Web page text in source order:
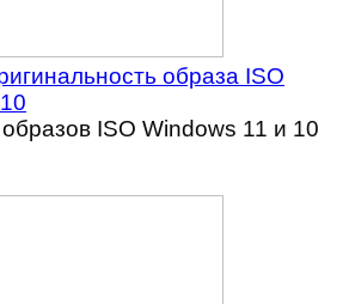
образа ISO
ISO Windows 11 и 10